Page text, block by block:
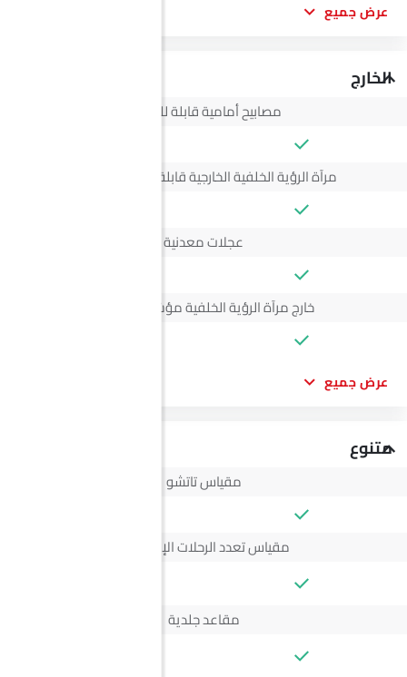
عرض جميع
الخارج
مصابيح أمامية قابلة للتعديل
مرآة الرؤية الخلفية الخارجية قابلة للتعديل كهربائياً
عجلات معدنية
خارج مرآة الرؤية الخلفية مؤشر الانعطاف
عرض جميع
متنوع
مقياس تاتشو
مقياس تعدد الرحلات الإلكتروني
مقاعد جلدية